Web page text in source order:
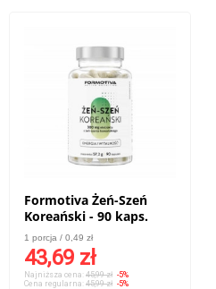
Formotiva Żeń-Szeń
Koreański - 90 kaps.
1 porcja / 0,49 zł
43,69 zł
Najniższa cena: 45,99 zł -5%
Cena regularna: 45,99 zł -5%